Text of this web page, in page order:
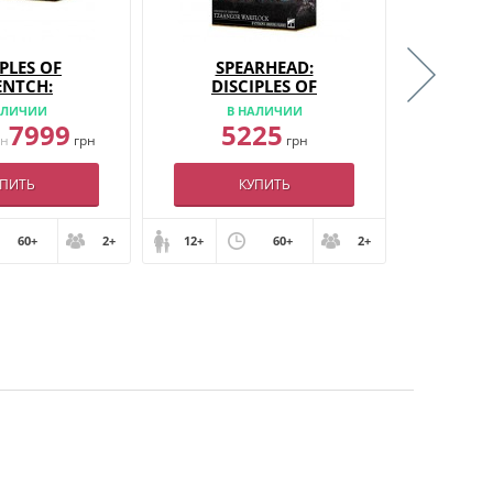
OF
–
7999 грн
60+ 2+
SPEARHEAD:
DISCIPLES OF
TZEENTCH –
TZAANGOR
WARFLOCK
В НАЛИЧИИ
5225 грн
КУПИТЬ
12+ 60+ 2+